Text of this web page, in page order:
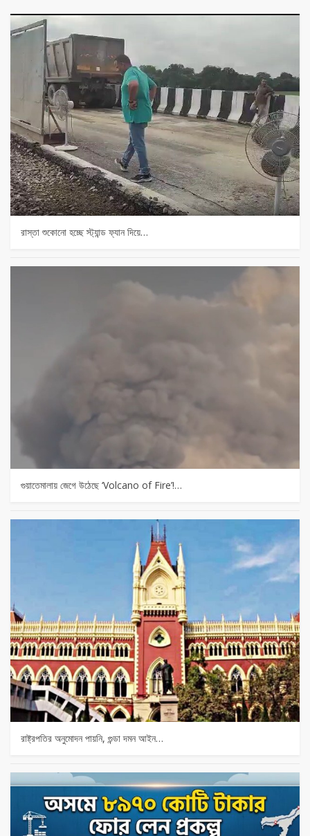
রাস্তা শুকোনো হচ্ছে স্ট্যান্ড ফ্যান দিয়ে…
গুয়াতেমালায় জেগে উঠেছে ‘Volcano of Fire’!…
রাষ্ট্রপতির অনুমোদন পায়নি, গুন্ডা দমন আইন…